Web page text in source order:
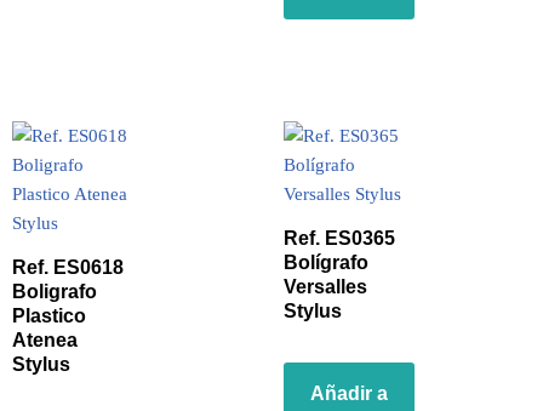
Ref. ES0618
Boligrafo
Plastico
Atenea
Stylus
Ref. ES0365
Bolígrafo
Versalles
Stylus
Añadir a